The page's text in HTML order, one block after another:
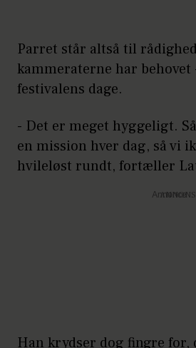
Parret står altså til
kammeraterne har behovet
festivalens dage.
- Det er meget hyggeligt.
en mission hver dag, så vi
hvileløst rundt, fortæller
Annonce
Han krydser dog fingre for,